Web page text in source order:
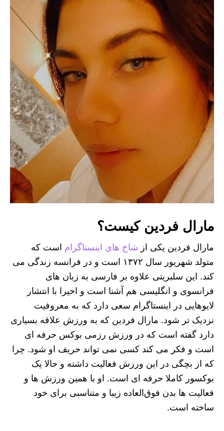
مارال فردین کیست؟
مارال فردین یکی از شاخ های اینستاگرام است که
متولد شهریور سال ۱۳۷۲ است و در فرانسه زندگی می
کند. این سلبریتی علاوه بر فارسی به زبان های
فرانسوی و انگلیسی هم آشنا است و اخیرا با انتشار
لایوهایی در اینستاگرام سعی دارد که به معروفیت
نزدیک تر شود. مارال فردین که به ورزش علاقه بسیاری
دارد گفته است که در ورزش رزمی بوکس حرفه ای
است و فکر می کند کسی نمی تواند حریف او شود. چرا
که از بچگی در این ورزش فعالیت داشته و حالا یک
بوکسور کاملا حرفه‌ ای است. او با همین ورزش ها و
فعالیت ‌ها بدن فوق‌العاده زیبا و متناسبی برای خود
ساخته است.